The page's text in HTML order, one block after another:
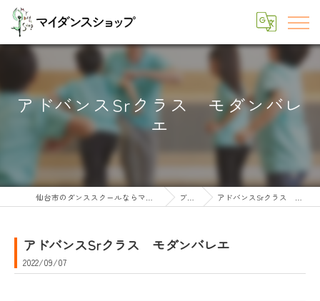
アドバンスSrクラス モダンバレ
エ
仙台市のダンススクールならマイダンスショップ ブログ アドバンスSrクラス モダンバレエ
アドバンスSrクラス モダンバレエ
2022/09/07